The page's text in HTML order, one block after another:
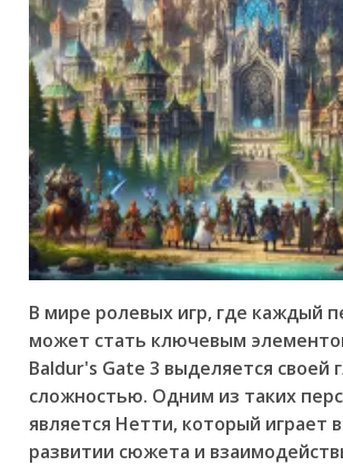
В мире ролевых игр, где каждый
может стать ключевым
Baldur's Gate 3 выделяется своей
сложностью. Одним из таких
является Нетти, который играет
развитии сюжета и